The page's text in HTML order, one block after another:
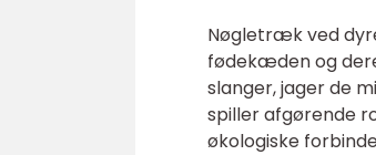
Nøgletræk ved
fødekæden og
slanger, jager de
spiller afgørende
økologiske